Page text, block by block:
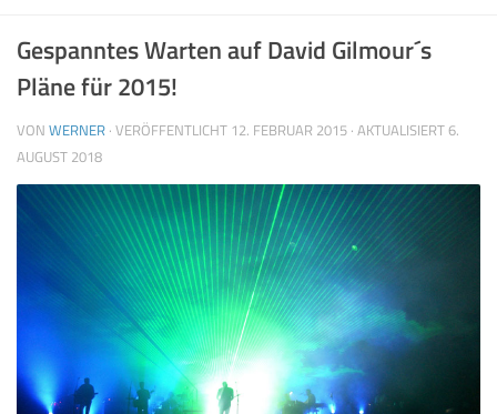
Gespanntes Warten auf David Gilmour´s
Pläne für 2015!
VON WERNER · VERÖFFENTLICHT 12. FEBRUAR 2015 · AKTUALISIERT6.
AUGUST 2018